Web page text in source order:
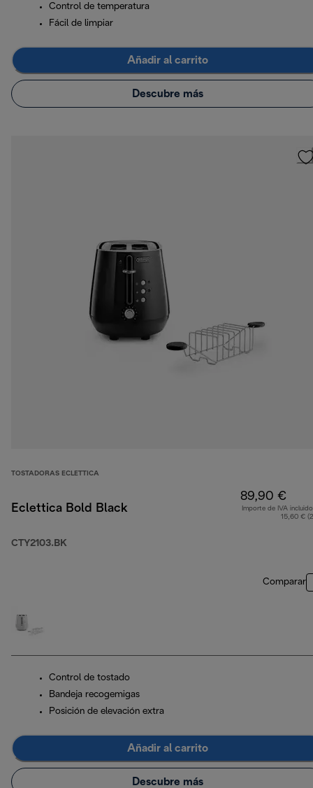
Control de temperatura
Fácil de limpiar
Añadir al carrito
Descubre más
TOSTADORAS ECLETTICA
Eclettica Bold Black
CTY2103.BK
89,90 €
Importe de IVA
15,60 €
Comparar
Control de tostado
Bandeja recogemigas
Posición de elevación extra
Añadir al carrito
Descubre más